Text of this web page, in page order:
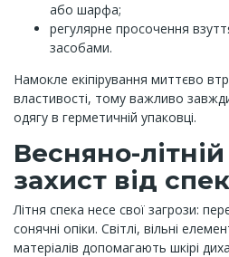
або шарфа;
регулярне просочення
засобами.
Намокле екіпірування миттєво
властивості, тому важливо
одягу в герметичній упаковці.
Весняно-
захист від
Літня спека несе свої загрози:
сонячні опіки. Світлі, вільні
матеріалів допомагають шкірі